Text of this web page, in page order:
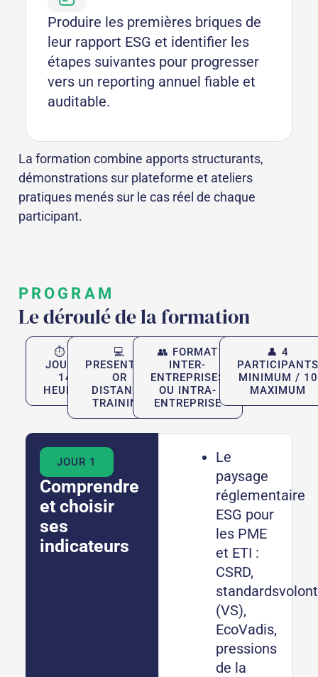
Produire les premières briques de
leur rapport ESG et identifier les
étapes suivantes pour progresser
vers un reporting annuel fiable et
auditable.
La formation combine apports structurants,
démonstrations sur plateforme et ateliers
pratiques menés sur le cas réel de chaque
participant.
PROGRAM
Le déroulé de la formation
⏱ 2
JOURS,
14
HEURES
💻
PRESENTIAL
OR
DISTANCE
TRAINING
👥 FORMAT
INTER-
ENTREPRISES
OU INTRA-
ENTREPRISE
👤 4
MINIMUM / 10
MAXIMUM
JOUR 1
Comprendre
et choisir
ses
indicateurs
Le
paysage
réglementaire
ESG pour
les PME
et ETI :
CSRD,
(VS),
EcoVadis,
pressions
de la